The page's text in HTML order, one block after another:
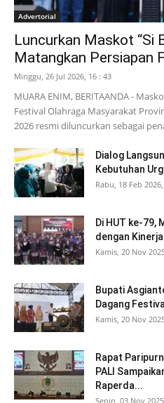
Advertorial
Luncurkan Maskot “Si
Matangkan Persiapan
Minggu, 26 Jul 2026, 16 : 43
MUARA ENIM, BERITAANDA -
Festival Olahraga Masyarakat
2026 resmi diluncurkan sebagai
Dialog
Kebutuhan
Rabu, 18 Feb
Di HUT ke-79,
dengan
Kamis, 20 Nov
Bupati
Dagang
Kamis, 20 Nov
Rapat
PALI
Raperda...
Senin, 03 Nov